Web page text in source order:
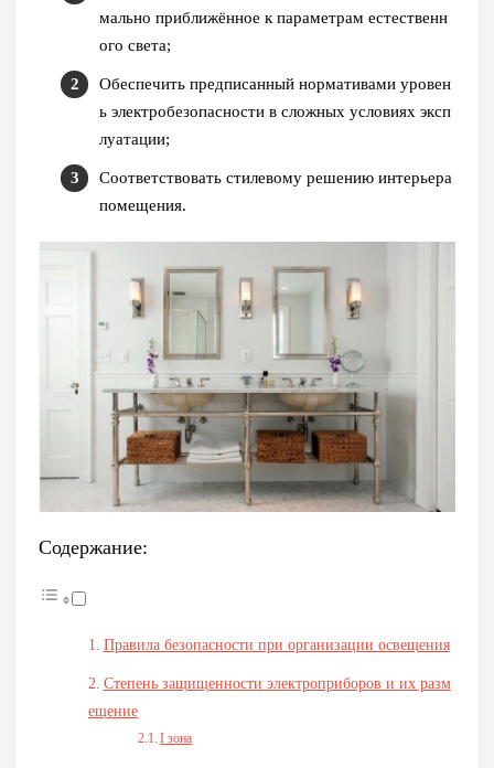
мально приближённое к параметрам естественн
ого света;
Обеспечить предписанный нормативами уровен
ь электробезопасности в сложных условиях эксп
луатации;
Соответствовать стилевому решению интерьера
помещения.
Содержание:
Правила безопасности при организации освещения
Степень защищенности электроприборов и их разм
ещение
I зона